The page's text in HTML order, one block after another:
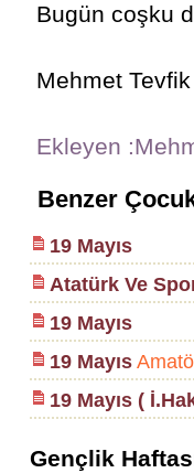
Bugün coşku
Mehmet
Ekleyen
Benzer
19 Mayıs
Atatürk Ve
19 Mayıs
19 Mayıs
19 Mayıs (
Gençlik